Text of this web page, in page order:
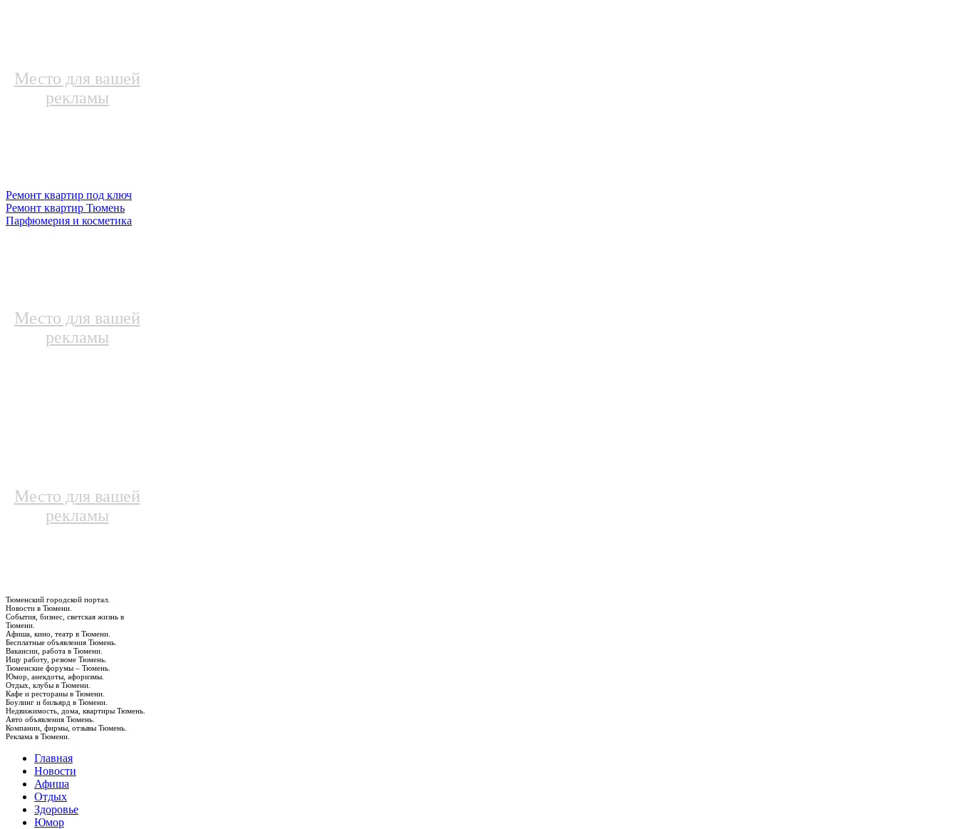
Место для вашей
рекламы
Ремонт квартир под ключ
Ремонт квартир Тюмень
Парфюмерия и косметика
Место для вашей
рекламы
Место для вашей
рекламы
Тюменский городской портал.
Новости в Тюмени.
События, бизнес, светская жизнь в
Тюмени.
Афиша, кино, театр в Тюмени.
Бесплатные объявления Тюмень.
Вакансии, работа в Тюмени.
Ищу работу, резюме Тюмень.
Тюменские форумы – Тюмень.
Юмор, анекдоты, афоризмы.
Отдых, клубы в Тюмени.
Кафе и рестораны в Тюмени.
Боулинг и бильярд в Тюмени.
Недвижимость, дома, квартиры Тюмень.
Авто объявления Тюмень.
Компании, фирмы, отзывы Тюмень.
Реклама в Тюмени.
Главная
Новости
Афиша
Отдых
Здоровье
Юмор